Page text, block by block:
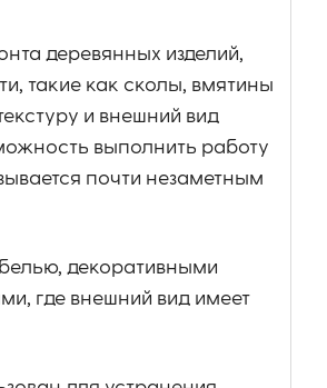
деревянных изделий,
такие как сколы, вмятины
и внешний вид
выполнить работу
почти незаметным
декоративными
где внешний вид имеет